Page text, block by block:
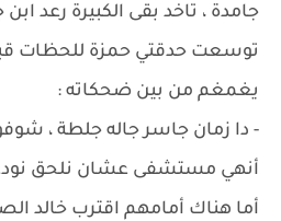
جامدة ، تاخد بقى الكبيرة رعد
توسعت حدقتي حمزة للحظات
يغمغم من بين ضحكاته :
- دا زمان جاسر جاله جلطة ،
أنهي مستشفى عشان نلحق
أما هناك أمامهم اقترب خالد